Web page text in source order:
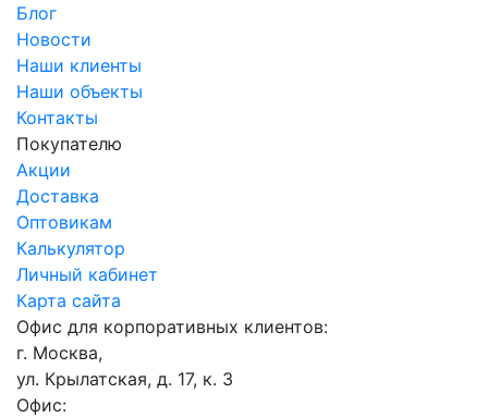
Блог
Новости
Наши клиенты
Наши объекты
Контакты
Покупателю
Акции
Доставка
Оптовикам
Калькулятор
Личный кабинет
Карта сайта
Офис для корпоративных клиентов:
г. Москва,
ул. Крылатская, д. 17, к. 3
Офис: